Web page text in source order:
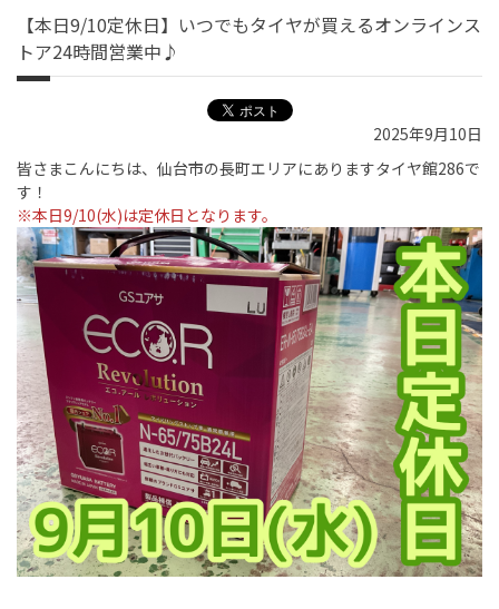
【本日9/10定休日】いつでもタイヤが買えるオンラインス
トア24時間営業中♪
2025年9月10日
皆さまこんにちは、仙台市の長町エリアにありますタイヤ館286で
す！
※本日9/10(水)は定休日となります。